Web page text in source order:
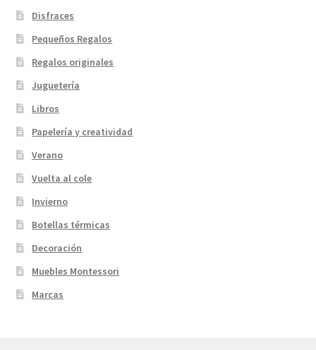
Disfraces
Pequeños Regalos
Regalos originales
Juguetería
Libros
Papelería y creatividad
Verano
Vuelta al cole
Invierno
Botellas térmicas
Decoración
Muebles Montessori
Marcas